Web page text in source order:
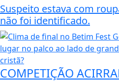
Suspeito estava com
não foi identificado.
COMPETIÇÃO